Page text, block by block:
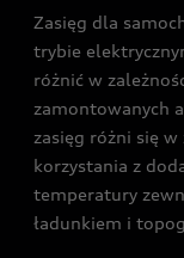
Zasięg dla
trybie
różnić w
zamontowanych
zasięg różni się
korzystania z
temperatury
ładunkiem i